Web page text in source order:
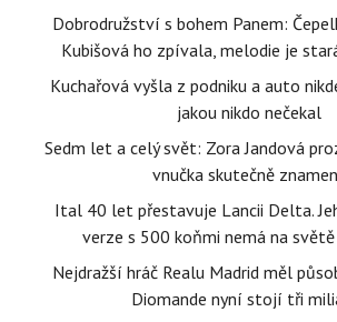
Dobrodružství s bohem Panem:
Kubišová ho zpívala, melodie je
Kuchařová vyšla z podniku a auto
jakou nikdo nečekal
Sedm let a celý svět: Zora Jandová
vnučka skutečně
Ital 40 let přestavuje Lancii Delta.
verze s 500 koňmi nemá na světě
Nejdražší hráč Realu Madrid měl
Diomande nyní stojí tři